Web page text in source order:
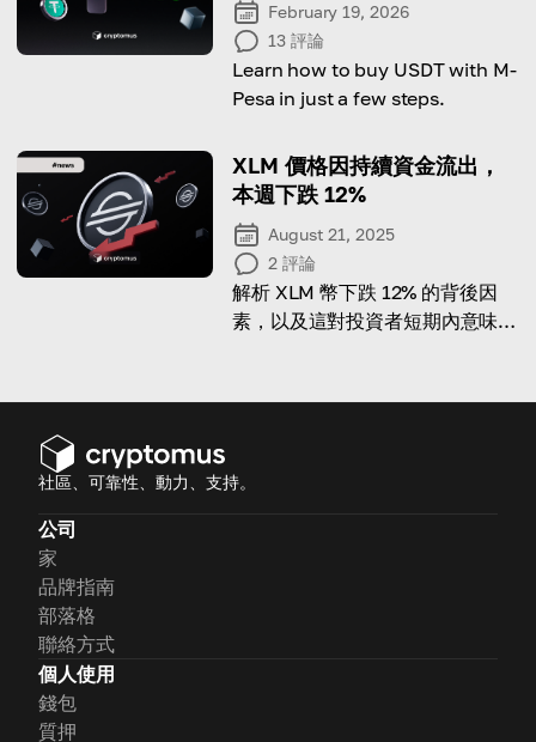
February 19, 2026
13 評論
Learn how to buy USDT with M-
Pesa in just a few steps.
XLM 價格因持續資金流出，
本週下跌 12%
August 21, 2025
2 評論
解析 XLM 幣下跌 12% 的背後因
素，以及這對投資者短期內意味著
社區、可靠性、動力、支持。
公司
家
品牌指南
部落格
聯絡方式
個人使用
錢包
質押